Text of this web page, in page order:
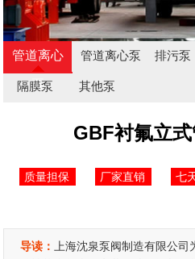
管道离心
泵
管道离心泵 排污泵
隔膜泵 其他泵
GBF衬氟立
质量担保 厂家直销 七
导读：
上海沈泉泵阀制造有限公